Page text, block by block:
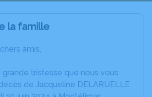
la famille
amis,
grande tristesse que nous vous
de Jacqueline DELARUELLE